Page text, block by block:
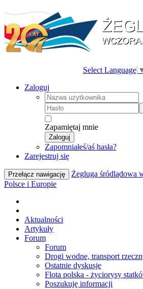
Select Language
Zaloguj
Zapamiętaj mnie
Zaloguj
Zapomniałeś/aś hasła?
Zarejestruj się
Przełącz nawigację
Żegluga śródlądowa
Polsce i Europie
Aktualności
Artykuły
Forum
Forum
Drogi wodne, transport
Ostatnie dyskusje
Flota polska - życiorysy
Poszukuję informacji